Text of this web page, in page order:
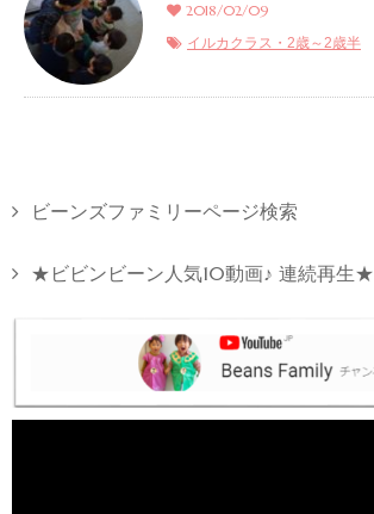
2018/02/09
イルカクラス・2歳～2歳半
ビーンズファミリーページ検索
★ビビンビーン人気10動画♪ 連続再生★